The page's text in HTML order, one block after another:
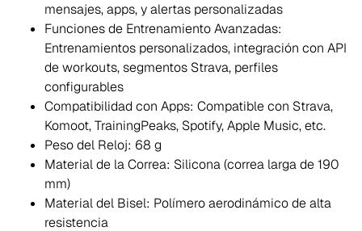
mensajes, apps, y alertas personalizadas
Funciones de Entrenamiento Avanzadas:
Entrenamientos personalizados, integración con API
de workouts, segmentos Strava, perfiles
configurables
Compatibilidad con Apps: Compatible con Strava,
Komoot, TrainingPeaks, Spotify, Apple Music, etc.
Peso del Reloj: 68 g
Material de la Correa: Silicona (correa larga de 190
mm)
Material del Bisel: Polímero aerodinámico de alta
resistencia